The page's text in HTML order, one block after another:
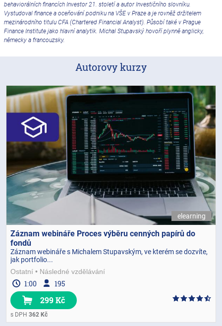
behaviorálních financích Investor 21. století a autor Investičního slovníku.
Vystudoval finance a oceňování podniku na VŠE v Praze a je rovněž držitelem
mezinárodního titulu CFA (Chartered Financial Analyst). Působí také v Prague
Finance Institute jako hlavní analytik. Michal Stupavský hovoří plynně anglicky,
německy a francouzsky.
Autorovy kurzy
elearning
Záznam webináře Proces výběru cenných papírů do
fondů
Záznam webináře s Michalem Stupavským, ve kterém se dozvíte,
jak portfolio...
Ostatní
Následné vzdělávání
1:00 195
299 Kč
s DPH 362 Kč